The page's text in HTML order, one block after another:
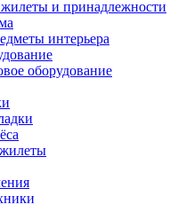
и принадлежности
интерьера
оборудование